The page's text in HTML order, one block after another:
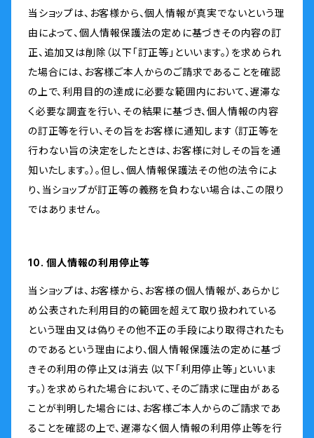
当ショップは、お客様から、個人情報が真実でないという理
由によって、個人情報保護法の定めに基づきその内容の訂
正、追加又は削除（以下「訂正等」といいます。）を求められ
た場合には、お客様ご本人からのご請求であることを確認
の上で、利用目的の達成に必要な範囲内において、遅滞な
く必要な調査を行い、その結果に基づき、個人情報の内容
の訂正等を行い、その旨をお客様に通知します（訂正等を
行わない旨の決定をしたときは、お客様に対しその旨を通
知いたします。）。但し、個人情報保護法その他の法令によ
り、当ショップが訂正等の義務を負わない場合は、この限り
ではありません。
10. 個人情報の利用停止等
当ショップは、お客様から、お客様の個人情報が、あらかじ
め公表された利用目的の範囲を超えて取り扱われている
という理由又は偽りその他不正の手段により取得されたも
のであるという理由により、個人情報保護法の定めに基づ
きその利用の停止又は消去（以下「利用停止等」といいま
す。）を求められた場合において、そのご請求に理由がある
ことが判明した場合には、お客様ご本人からのご請求であ
ることを確認の上で、遅滞なく個人情報の利用停止等を行